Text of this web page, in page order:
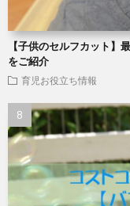
【子供のセルフカット】
をご紹介
育児お役立ち情報